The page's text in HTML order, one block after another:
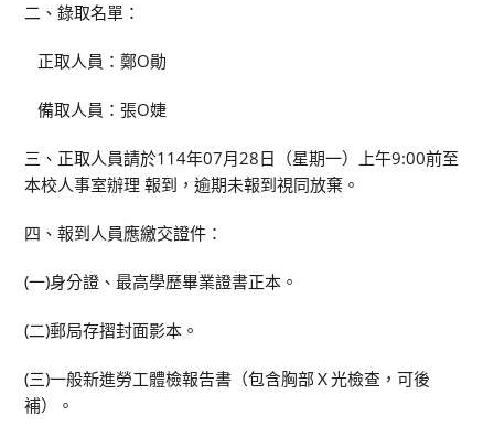
二、錄取名單：
正取人員：鄭O勛
備取人員：張O婕
三、正取人員請於114年07月28日（星期一）上午9:00前至
本校人事室辦理 報到，逾期未報到視同放棄。
四、報到人員應繳交證件：
(一)身分證、最高學歷畢業證書正本。
(二)郵局存摺封面影本。
(三)一般新進勞工體檢報告書（包含胸部Ｘ光檢查，可後
補）。